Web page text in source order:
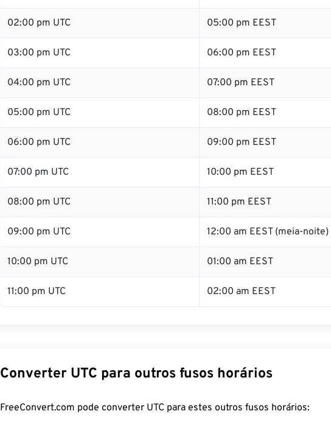
02:00 pm UTC 05:00 pm EEST
03:00 pm UTC 06:00 pm EEST
04:00 pm UTC 07:00 pm EEST
05:00 pm UTC 08:00 pm EEST
06:00 pm UTC 09:00 pm EEST
07:00 pm UTC 10:00 pm EEST
08:00 pm UTC 11:00 pm EEST
09:00 pm UTC 12:00 am EEST (meia-noite)
10:00 pm UTC 01:00 am EEST
11:00 pm UTC 02:00 am EEST
Converter UTC para outros fusos horários
FreeConvert.com pode converter UTC para estes outros fusos horários: